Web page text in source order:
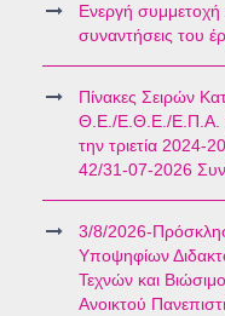
Ενεργή συμμετοχή
συναντήσεις του
Πίνακες Σειρών
Θ.Ε./Ε.Θ.Ε./Ε.Π.Α.
την τριετία 2024-
42/31-07-2026
3/8/2026-
Υποψηφίων
Τεχνών και
Ανοικτού